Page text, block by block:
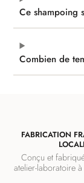
Ce shampoing
Combien de
FABRICATION
Conçu et
atelier-laboratoire